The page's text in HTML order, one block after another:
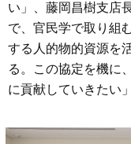
い」、藤岡昌樹支店
で、官民学で取り組
する人的物的資源を
る。この協定を機に
に貢献していきたい